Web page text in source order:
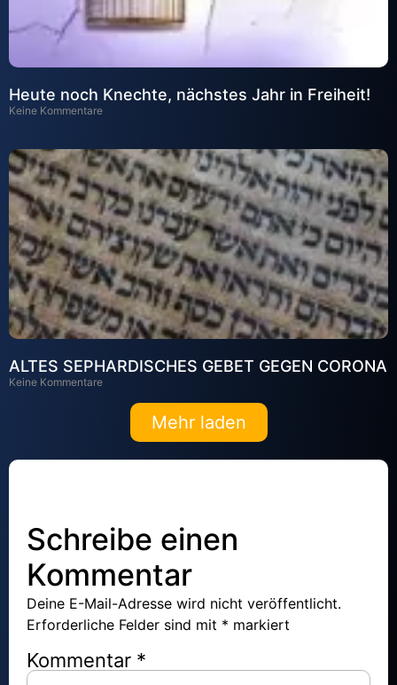
Heute noch Knechte, nächstes Jahr in Freiheit!
Keine Kommentare
ALTES SEPHARDISCHES GEBET GEGEN CORONA
Keine Kommentare
Mehr laden
Schreibe einen
Kommentar
Deine E-Mail-Adresse wird nicht veröffentlicht.
Erforderliche Felder sind mit * markiert
Kommentar *